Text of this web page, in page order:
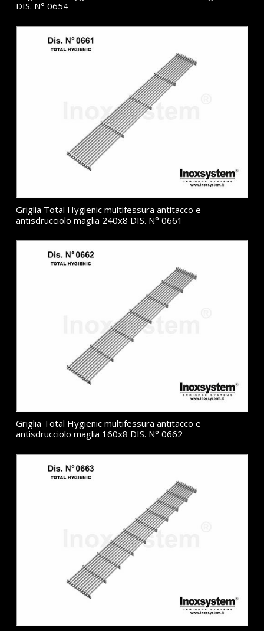
DIS. N° 0654
Griglia Total Hygienic multifessura antitacco e
antisdrucciolo maglia 240x8 DIS. N° 0661
Griglia Total Hygienic multifessura antitacco e
antisdrucciolo maglia 160x8 DIS. N° 0662